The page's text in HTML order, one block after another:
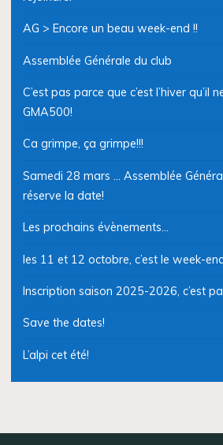
AG > Encore un beau week-end !!
Assemblée Générale du club
C’est pas parce que c’est l’hiver qu’il
GMA500!
Ca grimpe, ça grimpe!!!
Samedi 28 mars … Assemblée
réserve la date!
Les prochains évènements…
les 11 et 12 octobre, c’est le week-
Inscription saison 2025-2026, c’est
Save the dates!
L’alpi cet été!